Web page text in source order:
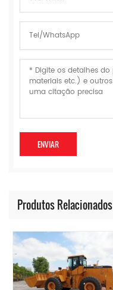
Produtos Relacionados